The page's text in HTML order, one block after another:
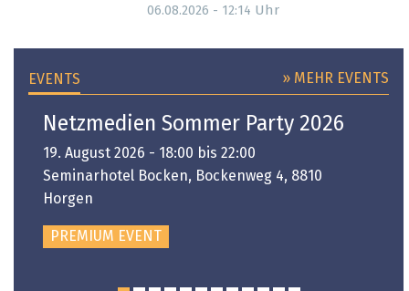
06.08.2026 - 12:14 Uhr
EVENTS » MEHR EVENTS
Netzmedien Sommer Party 2026
19. August 2026 - 18:00 bis 22:00
Seminarhotel Bocken, Bockenweg 4, 8810
Horgen
PREMIUM EVENT